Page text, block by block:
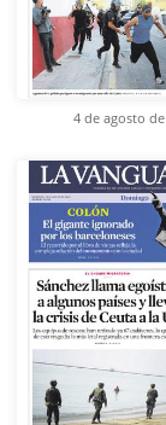
4 de agosto de